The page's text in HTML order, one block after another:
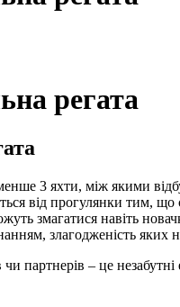
регата
3 яхти, між якими
від прогулянки тим,
змагатися навіть
злагодженість
чи партнерів – це